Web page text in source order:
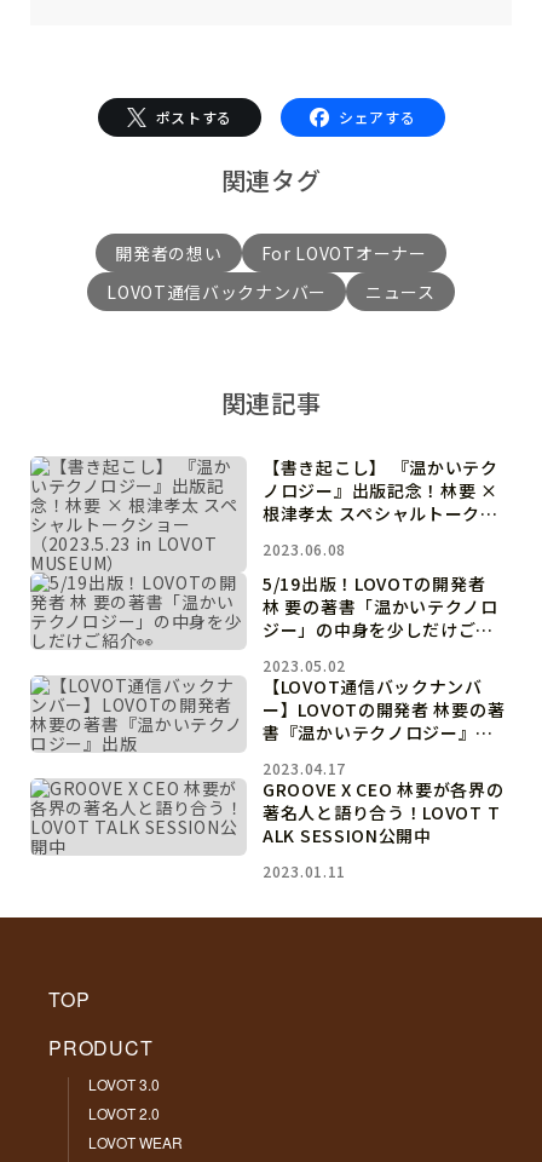
ポストする シェアする
関連タグ
開発者の想い
For LOVOTオーナー
LOVOT通信バックナンバー
ニュース
関連記事
【書き起こし】 『温かいテク
ノロジー』出版記念！林要 ×
根津孝太 スペシャルトークシ
MUSEUM）
2023.06.08
5/19出版！LOVOTの開発者
林 要の著書「温かいテクノロ
ジー」の中身を少しだけご紹
2023.05.02
【LOVOT通信バックナンバ
ー】LOVOTの開発者 林要の著
書『温かいテクノロジー』出
2023.04.17
GROOVE X CEO 林要が各界の
著名人と語り合う！LOVOT T
ALK SESSION公開中
2023.01.11
TOP
PRODUCT
LOVOT 3.0
LOVOT 2.0
LOVOT WEAR